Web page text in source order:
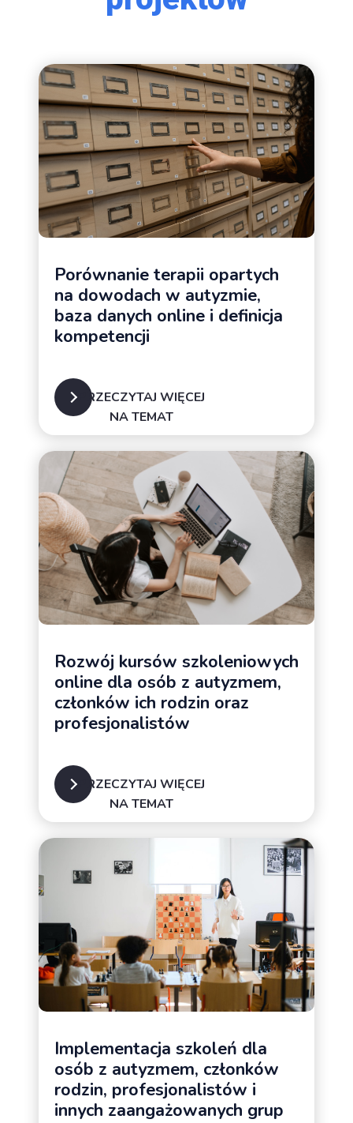
Rodziny osób z autyzmem
Porównanie terapii opartych
na dowodach w autyzmie,
baza danych online i definicja
kompetencji
PRZECZYTAJ WIĘCEJ
NA TEMAT
Rozwój kursów szkoleniowych
online dla osób z autyzmem,
członków ich rodzin oraz
profesjonalistów
PRZECZYTAJ WIĘCEJ
NA TEMAT
Implementacja szkoleń dla
osób z autyzmem, członków
rodzin, profesjonalistów i
innych zaangażowanych grup